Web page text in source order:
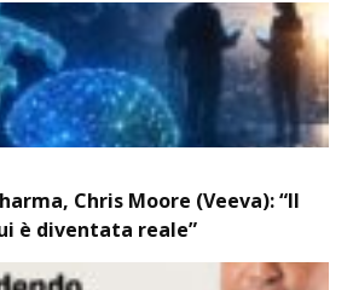
Chris Moore (Veeva): “Il
è diventata reale”